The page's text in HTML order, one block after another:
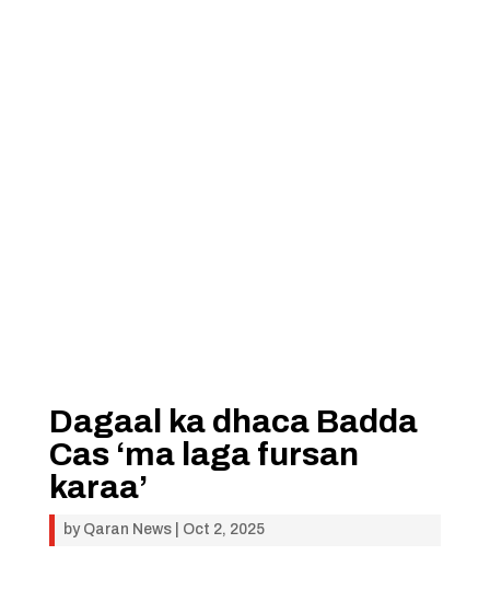
Dagaal ka dhaca Badda
Cas ‘ma laga fursan
karaa’
by Qaran News| Oct 2, 2025